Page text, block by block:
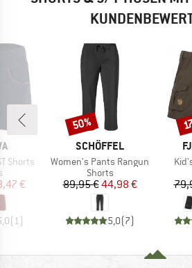
Shorts
Preis
€
(1)
MARKE
SCHÖFFEL
Artikel
Women's Pants Rangun
Produktgruppe
Shorts
Preis
89,95 €reduzierter Preis
44,98 €
5,0(7)
Rabatt
50%